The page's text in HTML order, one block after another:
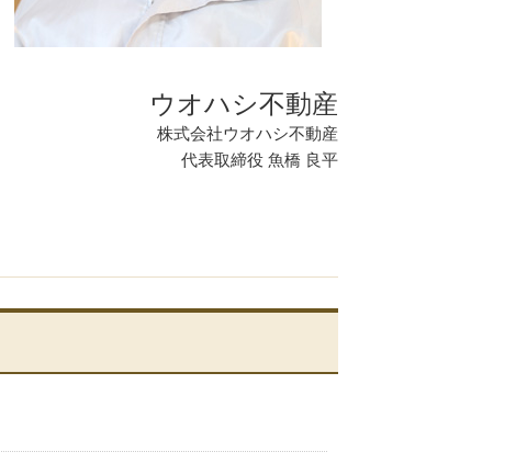
ウオハシ不動産
株式会社ウオハシ不動産
代表取締役 魚橋 良平